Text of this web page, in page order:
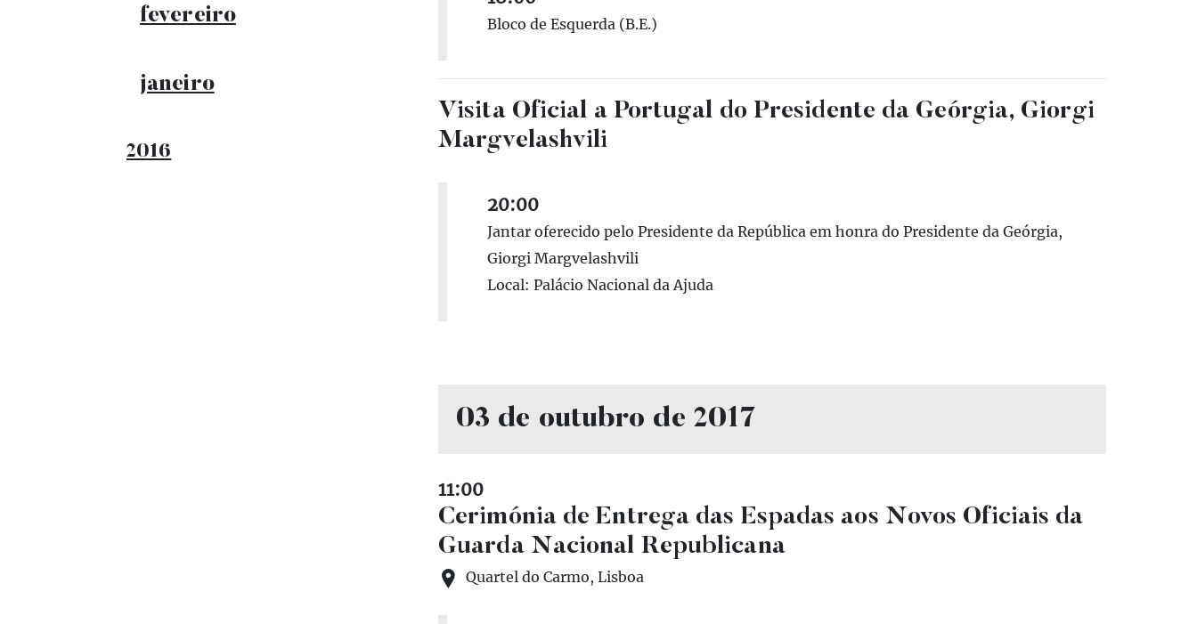
fevereiro
janeiro
2016
Bloco de Esquerda (B.E.)
Visita Oficial a Portugal do Presidente da Geórgia, Giorgi
Margvelashvili
20:00
Jantar oferecido pelo Presidente da República em honra do Presidente da Geórgia,
Giorgi Margvelashvili
Local: Palácio Nacional da Ajuda
03 de outubro de 2017
11:00
Cerimónia de Entrega das Espadas aos Novos Oficiais da
Guarda Nacional Republicana
Quartel do Carmo, Lisboa